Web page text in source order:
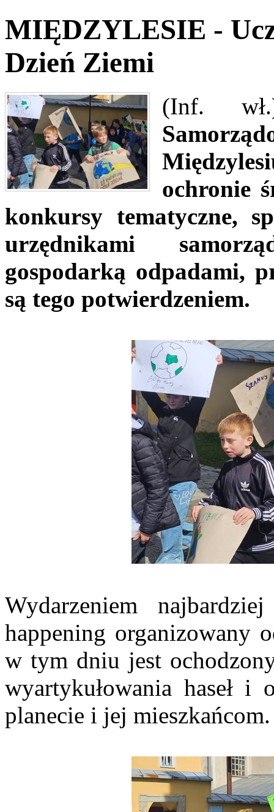
MIĘDZYLESIE -
Dzień Ziemi
(Inf.
ochronie
konkursy tematyczne,
urzędnikami
gospodarką odpadami,
są tego potwierdzeniem.
Wydarzeniem
happening organizowany
w tym dniu jest
wyartykułowania haseł
planecie i jej